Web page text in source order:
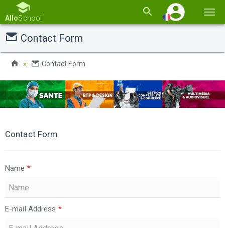
la
AlloSchool
Contact Form
Contact Form
Contact Form
Name *
E-mail Address *